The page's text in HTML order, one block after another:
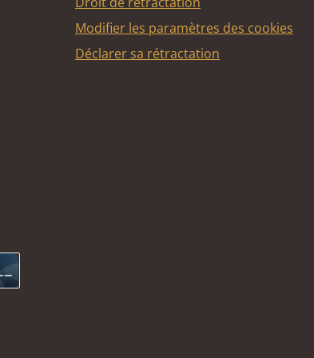
Modifier les paramètres des cookies
Déclarer sa rétractation